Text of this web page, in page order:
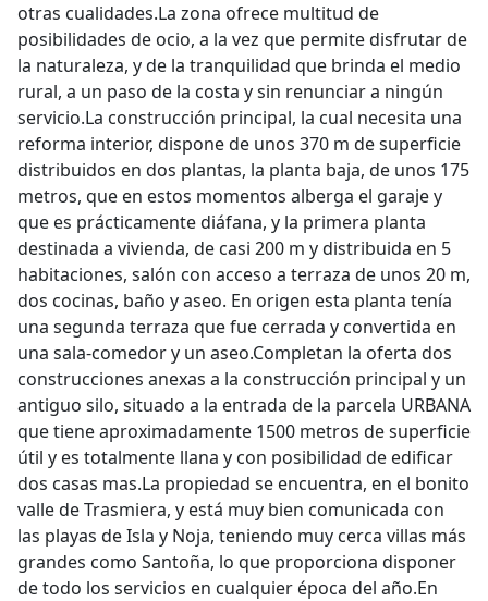
otras cualidades.La zona ofrece multitud de
posibilidades de ocio, a la vez que permite disfrutar de
la naturaleza, y de la tranquilidad que brinda el medio
rural, a un paso de la costa y sin renunciar a ningún
servicio.La construcción principal, la cual necesita una
reforma interior, dispone de unos 370 m de superficie
distribuidos en dos plantas, la planta baja, de unos 175
metros, que en estos momentos alberga el garaje y
que es prácticamente diáfana, y la primera planta
destinada a vivienda, de casi 200 m y distribuida en 5
habitaciones, salón con acceso a terraza de unos 20 m,
dos cocinas, baño y aseo. En origen esta planta tenía
una segunda terraza que fue cerrada y convertida en
una sala-comedor y un aseo.Completan la oferta dos
construcciones anexas a la construcción principal y un
antiguo silo, situado a la entrada de la parcela URBANA
que tiene aproximadamente 1500 metros de superficie
útil y es totalmente llana y con posibilidad de edificar
dos casas mas.La propiedad se encuentra, en el bonito
valle de Trasmiera, y está muy bien comunicada con
las playas de Isla y Noja, teniendo muy cerca villas más
grandes como Santoña, lo que proporciona disponer
de todo los servicios en cualquier época del año.En